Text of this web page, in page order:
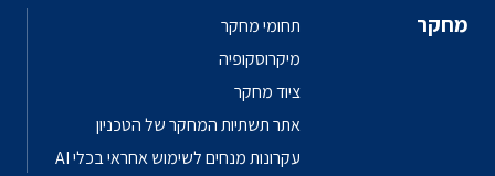
מחקר
תחומי מחקר
מיקרוסקופיה
ציוד מחקר
אתר תשתיות המחקר של הטכניון
עקרונות מנחים לשימוש אחראי בכלי AI